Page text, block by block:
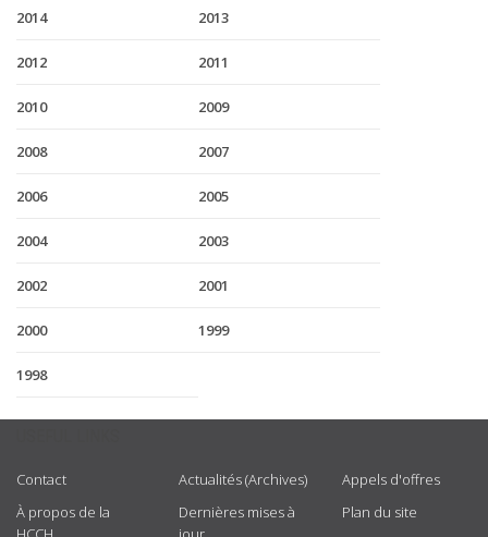
2014 2013
2012 2011
2010 2009
2008 2007
2006 2005
2004 2003
2002 2001
2000 1999
1998
Contact
À propos de la
Actualités (Archives)
Dernières mises à
Appels d'offres
Plan du site